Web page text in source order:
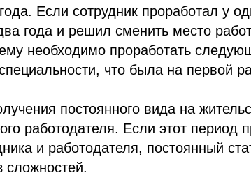
Если сотрудник проработал у
года и решил сменить место
необходимо проработать
что была на первой
постоянного вида на
работодателя. Если этот период
и работодателя, постоянный
сложностей.